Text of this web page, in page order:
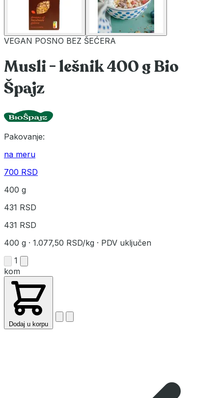
VEGAN POSNO BEZ ŠEĆERA
Musli - lešnik 400 g Bio
Špajz
Pakovanje:
na meru
700 RSD
400 g
431 RSD
431 RSD
400 g · 1.077,50 RSD/kg · PDV uključen
1
kom
Dodaj u korpu